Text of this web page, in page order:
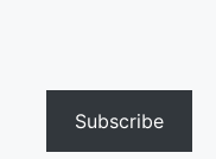
Subscribe